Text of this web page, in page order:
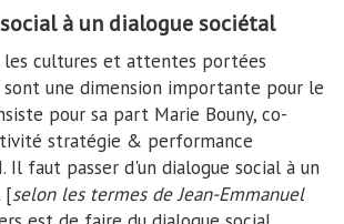
à un dialogue sociétal
les cultures et attentes portées
une dimension importante pour le
pour sa part Marie Bouny, co-
stratégie & performance
Il faut passer d'un dialogue social à un
[selon les termes de Jean-Emmanuel